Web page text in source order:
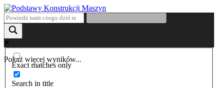
Pokaż więcej wyników...
Exact matches only
Search in title